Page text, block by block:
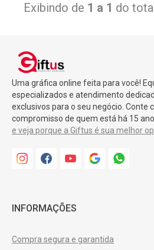
Exibindo de 1 a 1 do
Uma gráfica online feita para você!
especializados e atendimento
exclusivos para o seu negócio. Conte
compromisso de quem está há 15
e veja porque a Giftus é sua melhor
INFORMAÇÕES
Compra segura e garantida